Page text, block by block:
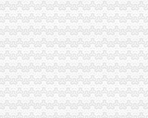
园周边环境确保师生消费安全
税务注销执法百日攻坚行动
个经济发展见成效
长述职述廉汇报制度建设
调度中心5月份第2周受理热点分析
销培训会在铜梁成功举行
主评议政风行风工作实施方案
卖监管
重庆公司注销调研非公建工作